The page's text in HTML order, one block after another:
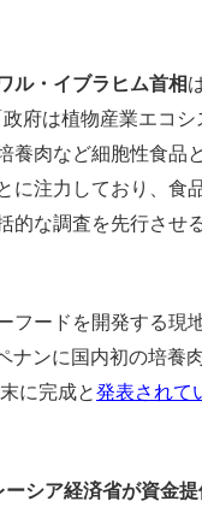
ル・イブラヒム首相
府は植物産業エコシ
養肉など細胞性食品
に注力しており、食
的な調査を先行させ
フードを開発する現
ナンに国内初の培養
に完成と発表されて
ーシア経済省が資金